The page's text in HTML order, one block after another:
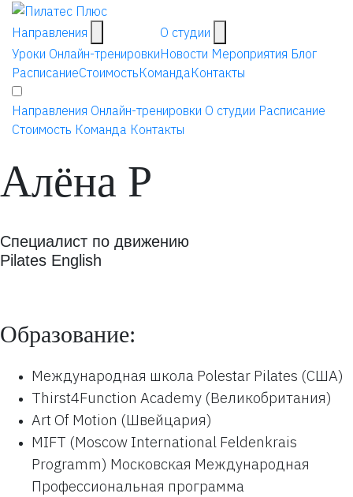
Направления
Уроки Онлайн-тренировки
О студии
Новости Мероприятия Блог
РасписаниеСтоимостьКоманда Контакты
Направления Онлайн-тренировки О студии Расписание
Стоимость Команда Контакты
Алёна Р
Специалист по движению
Pilates English
Образование:
Международная школа Polestar Pilates (США)
Thirst4Function Academy (Великобритания)
Art Of Motion (Швейцария)
MIFT (Moscow International Feldenkrais
Programm) Московская Международная
Профессиональная программа